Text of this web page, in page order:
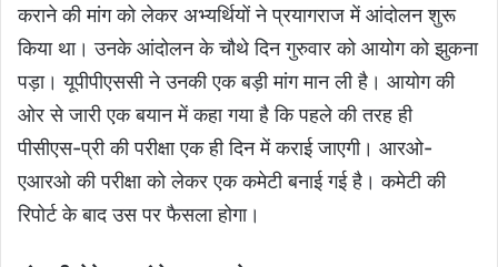
कराने की मांग को लेकर अभ्यर्थियों ने प्रयागराज में आंदोलन शुरू
किया था। उनके आंदोलन के चौथे दिन गुरुवार को आयोग को झुकना
पड़ा। यूपीपीएससी ने उनकी एक बड़ी मांग मान ली है। आयोग की
ओर से जारी एक बयान में कहा गया है कि पहले की तरह ही
पीसीएस-प्री की परीक्षा एक ही दिन में कराई जाएगी। आरओ-
एआरओ की परीक्षा को लेकर एक कमेटी बनाई गई है। कमेटी की
रिपोर्ट के बाद उस पर फैसला होगा।